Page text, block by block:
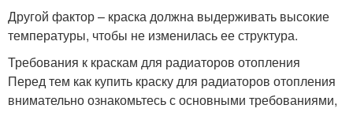
Другой фактор – краска должна выдерживать высокие
температуры, чтобы не изменилась ее структура.
Требования к краскам для радиаторов отопления
Перед тем как купить краску для радиаторов отопления
внимательно ознакомьтесь с основными требованиями,